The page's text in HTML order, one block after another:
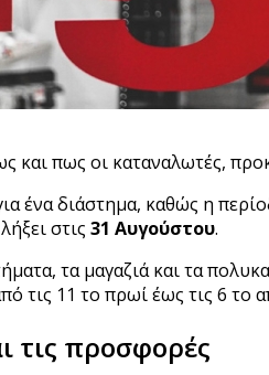
και πως οι καταναλωτές,
ένα διάστημα, καθώς η
στις 31 Αυγούστου.
τα μαγαζιά και τα
τις 11 το πρωί έως τις 6 το
τις προσφορές